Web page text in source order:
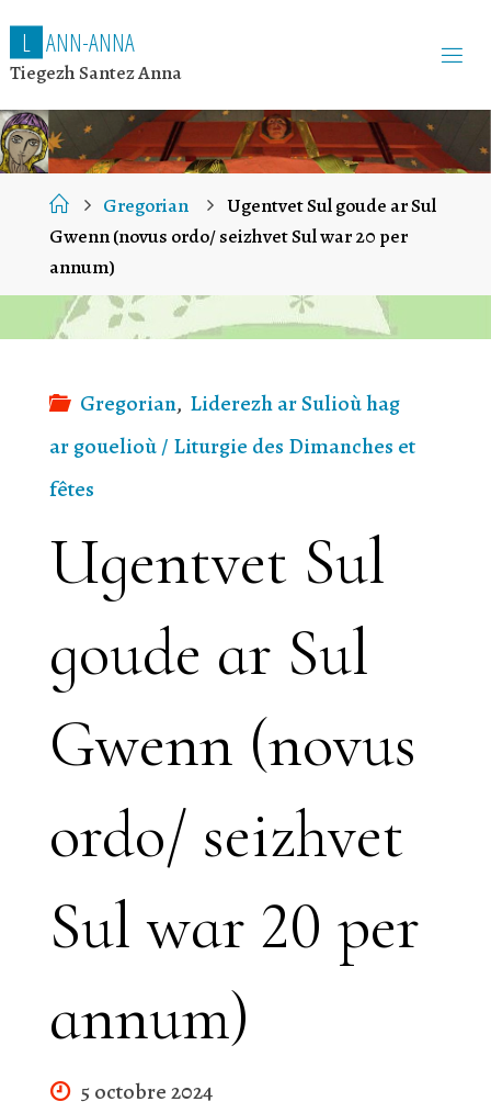
L ANN-ANNA
Tiegezh Santez Anna
HomeGregorian
Ugentvet Sul goude ar Sul
Gwenn (novus ordo/ seizhvet Sul war 20 per
annum)
Gregorian, Liderezh ar Sulioù hag
ar gouelioù / Liturgie des Dimanches et
fêtes
Ugentvet Sul
goude ar Sul
Gwenn (novus
ordo/ seizhvet
Sul war 20 per
annum)
5 octobre 2024